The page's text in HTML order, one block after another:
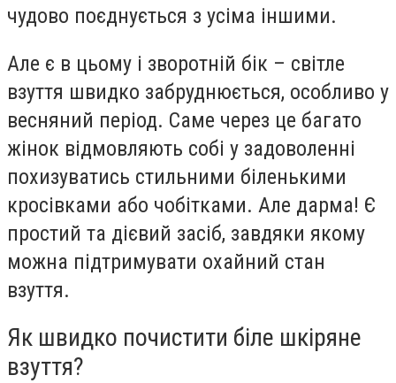
чудово поєднується з усіма іншими.
Але є в цьому і зворотній бік – світле
взуття швидко забруднюється, особливо у
весняний період. Саме через це багато
жінок відмовляють собі у задоволенні
похизуватись стильними біленькими
кросівками або чобітками. Але дарма! Є
простий та дієвий засіб, завдяки якому
можна підтримувати охайний стан
взуття.
Як швидко почистити біле шкіряне
взуття?